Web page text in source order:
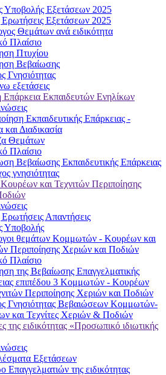
Υποβολής Εξετάσεων 2025
Ερωτήσεις Εξετάσεων 2025
Θεμάτων ανά ειδικότητα
Πλαίσιο
Πτυχίου
Βεβαίωσης
Γνησιότητας
εξετάσεις
Επάρκεια Εκπαιδευτών Ενηλίκων
Εκπαιδευτικής Επάρκειας -
Διαδικασία
Θεμάτων
Πλαίσιο
Βεβαίωσης Εκπαιδευτικής Επάρκειας
γνησιότητας
και Τεχνιτών Περιποίησης
Ερωτήσεις Απαντήσεις
Υποβολής
θεμάτων Κομμωτών - Κουρέων και
Περιποίησης Χεριών και Ποδιών
Πλαίσιο
της Βεβαίωσης Επαγγελματικής
επιπέδου 3 Κομμωτών - Κουρέων
Περιποίησης Χεριών και Ποδιών
Γνησιότητας Βεβαιώσεων Κομμωτών-
και Τεχνίτες Χεριών & Ποδιών
της ειδικότητας «Προσωπικό ιδιωτικής
Εξετάσεων
Επαγγελματιών της ειδικότητας